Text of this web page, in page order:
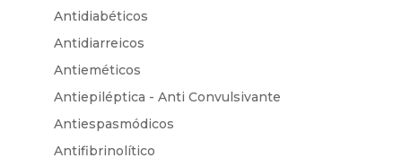
Antidiabéticos
Antidiarreicos
Antieméticos
Antiepiléptica - Anti Convulsivante
Antiespasmódicos
Antifibrinolítico